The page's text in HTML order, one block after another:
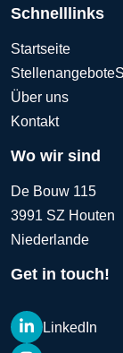
Schnelllinks
Startseite
Stellenangebote
Über uns
Kontakt
Wo wir sind
De Bouw 115
3991 SZ Houten
Niederlande
Get in touch!
LinkedIn